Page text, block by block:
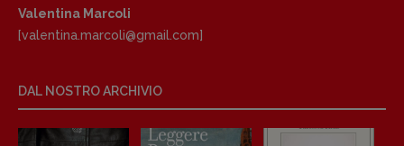
Elisabetta Michielin
[michielin.elisabetta@gmail.com]
[anna.dare.comunicazione@gmail.
Coordinamento Fumetti:
Fabio Malagnini
Valentina Marcoli
[valentina.marcoli@gmail. com]
DAL NOSTRO ARCHIVIO